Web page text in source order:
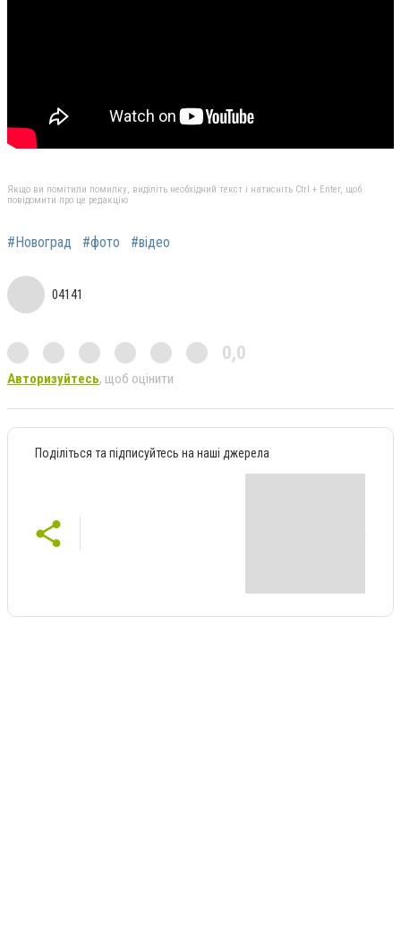
Якщо ви помітили помилку, виділіть необхідний текст і натисніть Ctrl + Enter, щоб
повідомити про це редакцію
#Новоград #фото #відео
04141
0,0
Авторизуйтесь, щоб оцінити
Поділіться та підписуйтесь на наші джерела